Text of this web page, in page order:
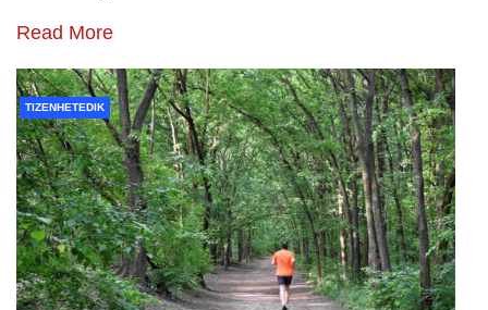
Read More
TIZENHETEDIK